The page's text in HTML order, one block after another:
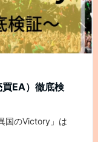
EA）徹底検
国のVictory」は